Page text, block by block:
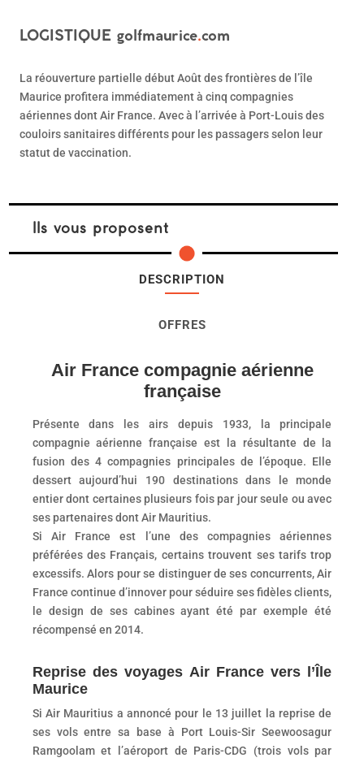
LOGISTIQUE golfmaurice.com
La réouverture partielle début Août des frontières de l’île
Maurice profitera immédiatement à cinq compagnies
aériennes dont Air France. Avec à l’arrivée à Port-Louis des
couloirs sanitaires différents pour les passagers selon leur
statut de vaccination.
Ils vous proposent
DESCRIPTION
OFFRES
Air France compagnie aérienne
française
Présente dans les airs depuis 1933, la principale
compagnie aérienne française est la résultante de la
fusion des 4 compagnies principales de l’époque. Elle
dessert aujourd’hui 190 destinations dans le monde
entier dont certaines plusieurs fois par jour seule ou avec
ses partenaires dont Air Mauritius.
Si Air France est l’une des compagnies aériennes
préférées des Français, certains trouvent ses tarifs trop
excessifs. Alors pour se distinguer de ses concurrents, Air
France continue d’innover pour séduire ses fidèles clients,
le design de ses cabines ayant été par exemple été
récompensé en 2014.
Reprise des voyages Air France vers l’Île
Maurice
Si Air Mauritius a annoncé pour le 13 juillet la reprise de
ses vols entre sa base à Port Louis-Sir Seewoosagur
Ramgoolam et l’aéroport de Paris-CDG (trois vols par